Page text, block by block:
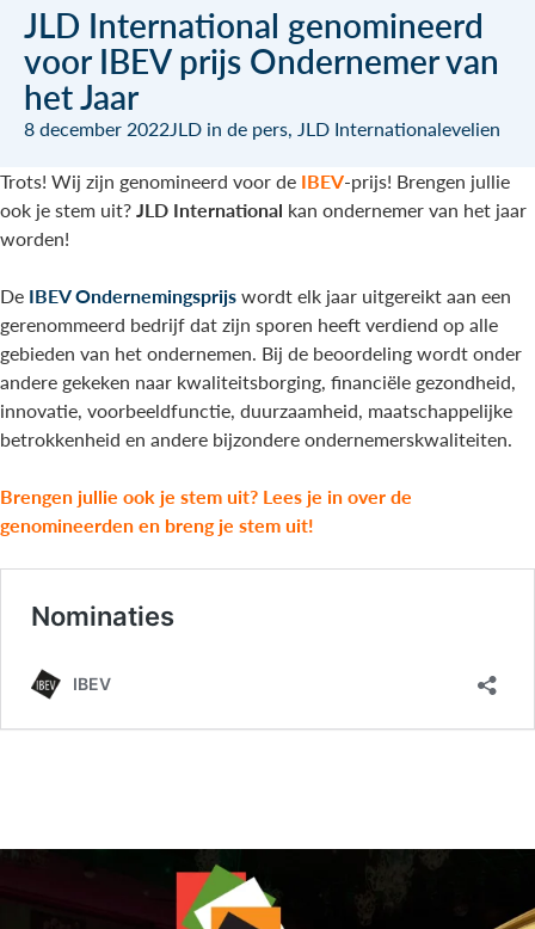
JLD International genomineerd
voor IBEV prijs Ondernemer van
het Jaar
8 december 2022JLD in de pers, JLD Internationalevelien
Trots! Wij zijn genomineerd voor de IBEV-prijs! Brengen jullie
ook je stem uit?JLD International kan ondernemer van het jaar
worden!
De IBEV Ondernemingsprijswordt elk jaar uitgereikt aan een
gerenommeerd bedrijf dat zijn sporen heeft verdiend op alle
gebieden van het ondernemen. Bij de beoordeling wordt onder
andere gekeken naar kwaliteitsborging, financiële gezondheid,
innovatie, voorbeeldfunctie, duurzaamheid, maatschappelijke
betrokkenheid en andere bijzondere ondernemerskwaliteiten.
Brengen jullie ook je stem uit? Lees je in over de
genomineerden en breng je stem uit!